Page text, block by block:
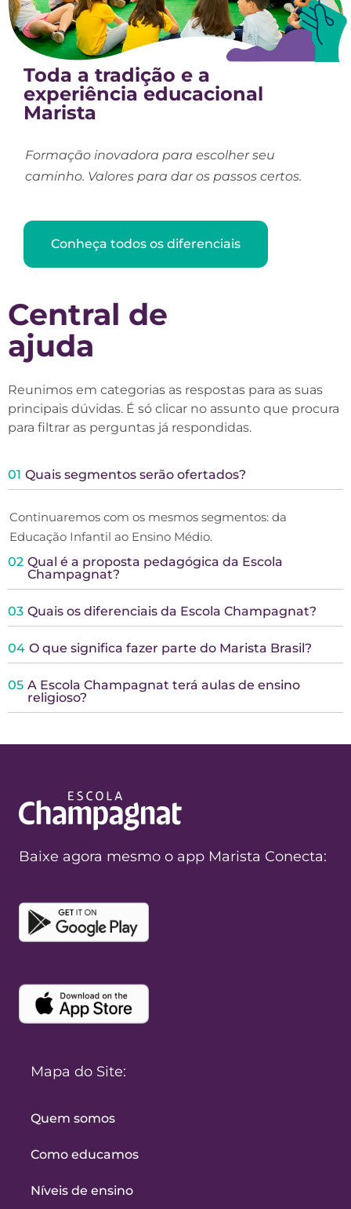
Toda a tradição e a
experiência educacional
Marista
Formação inovadora para escolher seu
caminho. Valores para dar os passos certos.
Conheça todos os diferenciais
Central de
ajuda
Reunimos em categorias as respostas para as suas
principais dúvidas. É só clicar no assunto que procura
para filtrar as perguntas já respondidas.
01 Quais segmentos serão ofertados?
Continuaremos com os mesmos segmentos: da
Educação Infantil ao Ensino Médio.
02 Qual é a proposta pedagógica da Escola
Champagnat?
03 Quais os diferenciais da Escola Champagnat?
04 O que significa fazer parte do Marista Brasil?
05 A Escola Champagnat terá aulas de ensino
religioso?
Baixe agora mesmo o app Marista Conecta:
Mapa do Site:
Quem somos
Como educamos
Níveis de ensino